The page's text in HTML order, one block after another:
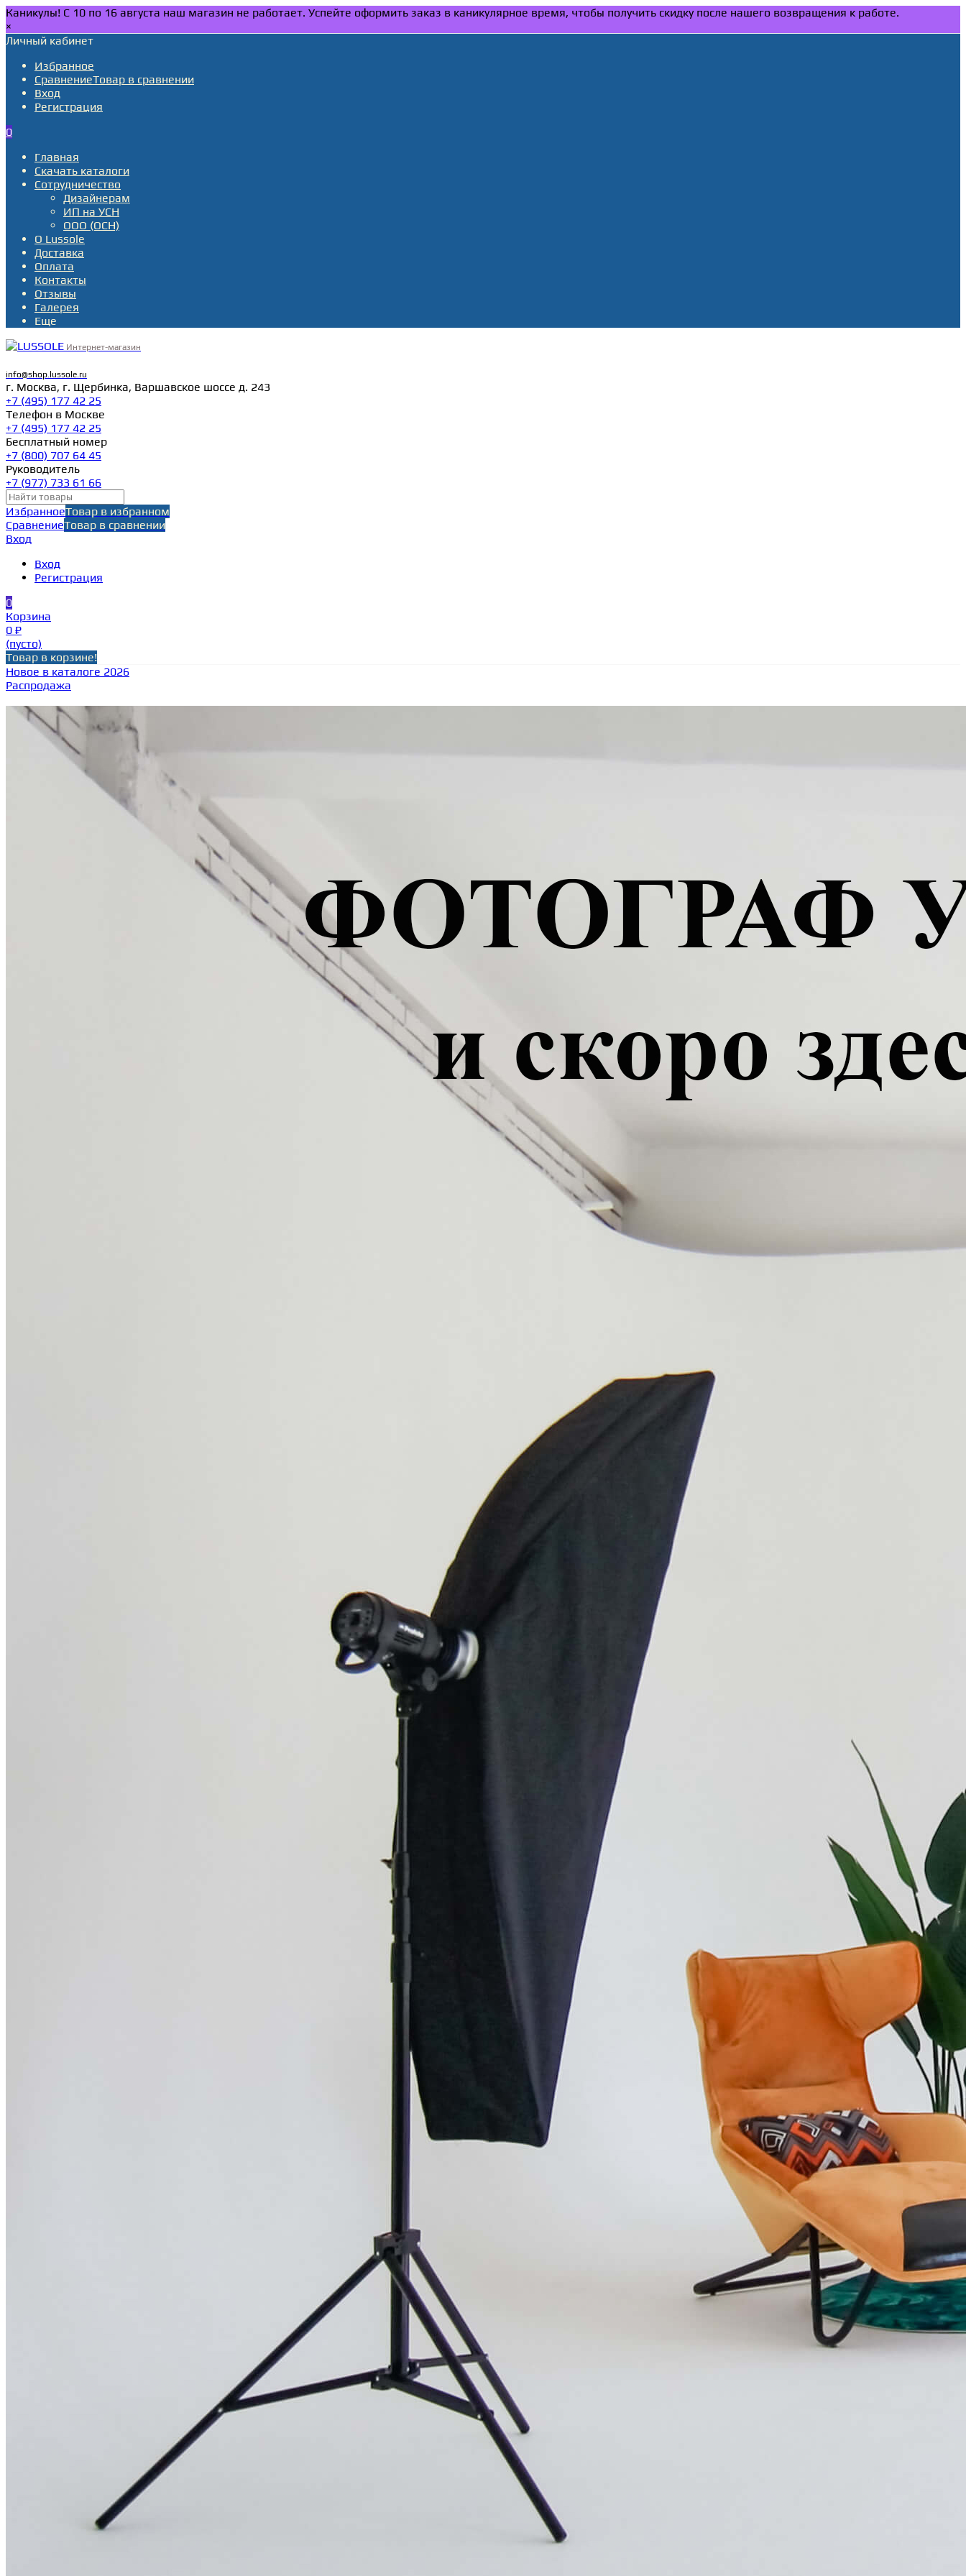
Каникулы! С 10 по 16 августа наш магазин не работает. Успейте оформить заказ в каникулярное время, чтобы получить скидку после нашего возвращения к работе.
×
Личный кабинет
Избранное
СравнениеТовар в сравнении
Вход
Регистрация
0
Главная
Скачать каталоги
Сотрудничество
Дизайнерам
ИП на УСН
ООО (ОСН)
О Lussole
Доставка
Оплата
Контакты
Отзывы
Галерея
Еще
Интернет-магазин
info@shop.lussole.ru
г. Москва, г. Щербинка, Варшавское шоссе д. 243
+7 (495) 177 42 25
Телефон в Москве
+7 (495) 177 42 25
Бесплатный номер
+7 (800) 707 64 45
Руководитель
+7 (977) 733 61 66
ИзбранноеТовар в избранном
СравнениеТовар в сравнении
Вход
Вход
Регистрация
0
Корзина
0 ₽
(пусто)
Товар в корзине!
Новое в каталоге 2026
Распродажа